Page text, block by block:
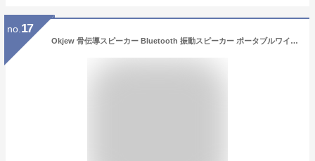
no. 17
Okjew 骨伝導スピーカー Bluetooth 振動スピーカー ポータブルワイヤレス 3Dサラウンドサウンド 7.5W出力 ダイナミックLEDライト搭載 家庭用 会社用 アウトドア用 (ピンクC)